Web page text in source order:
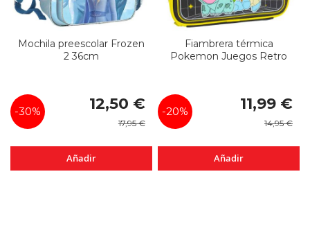
Mochila preescolar Frozen
2 36cm
-30%
Precio
especial
12,50 €
17,95 €
Añadir
Fiambrera térmica
Pokemon Juegos Retro
-20%
Precio
especial
11,99 €
14,95 €
Añadir